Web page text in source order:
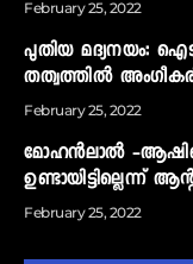
February 25, 2022
പുതിയ മദ്യനയം: ഐടി
തത്വത്തില്‍
February 25, 2022
മോഹന്‍ലാല്‍ -
ഉണ്ടായിട്ടില്ലെന്ന്
February 25, 2022